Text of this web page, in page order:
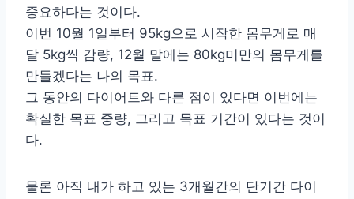
중요하다는 것이다.
이번 10월 1일부터 95kg으로 시작한 몸무게로 매
달 5kg씩 감량, 12월 말에는 80kg미만의 몸무게를
만들겠다는 나의 목표.
그 동안의 다이어트와 다른 점이 있다면 이번에는
확실한 목표 중량, 그리고 목표 기간이 있다는 것이
다.
물론 아직 내가 하고 있는 3개월간의 단기간 다이